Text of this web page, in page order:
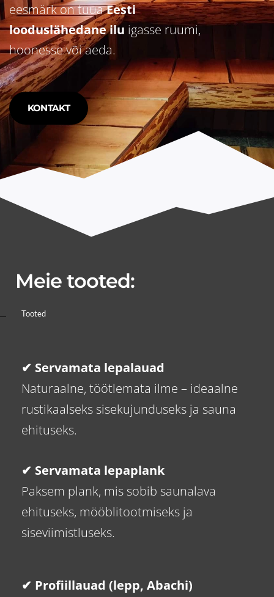
eesmärk on tuuaEesti
looduslähedane ilu igasse ruumi,
hoonesse või aeda.
KONTAKT
Meie tooted:
Tooted
✔ Servamata lepalauad
Naturaalne, töötlemata ilme – ideaalne
rustikaalseks sisekujunduseks ja sauna
ehituseks.
✔ Servamata lepaplank
Paksem plank, mis sobib saunalava
ehituseks, mööblitootmiseks ja
siseviimistluseks.
✔ Profiillauad (lepp, Abachi)